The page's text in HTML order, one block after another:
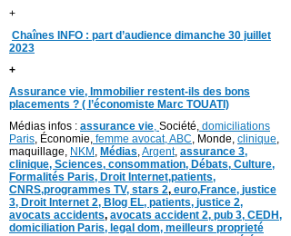
+
Chaînes INFO : part d’audience dimanche 30 juillet
2023
+
Assurance vie, Immobilier restent-ils des bons
placements ? ( l’économiste Marc TOUATI)
Médias infos : assurance vie, Société, domiciliations
Paris, Économie, femme avocat,ABC, Monde, clinique,
maquillage, NKM , Médias,Argent, assurance 3,
clinique, Sciences, consommation, Débats, Culture,
Formalités Paris, Droit Internet,patients,
CNRS,programmes TV, stars 2, euro,France, justice
3, Droit Internet 2, Blog EL, patients, justice 2,
avocats accidents, avocats accident 2, pub 3, CEDH,
domiciliation Paris, legal dom, meilleurs proprieté